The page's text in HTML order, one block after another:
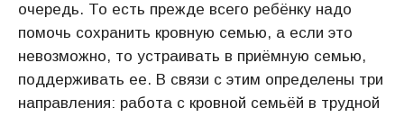
очередь. То есть прежде всего ребёнку надо
помочь сохранить кровную семью, а если это
невозможно, то устраивать в приёмную семью,
поддерживать ее. В связи с этим определены три
направления: работа с кровной семьёй в трудной